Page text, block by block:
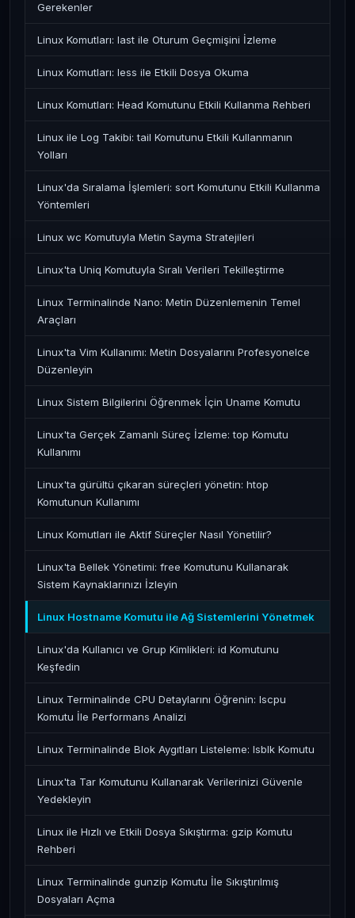
Gerekenler
Linux Komutları: last ile Oturum Geçmişini İzleme
Linux Komutları: less ile Etkili Dosya Okuma
Linux Komutları: Head Komutunu Etkili Kullanma Rehberi
Linux ile Log Takibi: tail Komutunu Etkili Kullanmanın
Yolları
Linux'da Sıralama İşlemleri: sort Komutunu Etkili Kullanma
Yöntemleri
Linux wc Komutuyla Metin Sayma Stratejileri
Linux'ta Uniq Komutuyla Sıralı Verileri Tekilleştirme
Linux Terminalinde Nano: Metin Düzenlemenin Temel
Araçları
Linux'ta Vim Kullanımı: Metin Dosyalarını Profesyonelce
Düzenleyin
Linux Sistem Bilgilerini Öğrenmek İçin Uname Komutu
Linux'ta Gerçek Zamanlı Süreç İzleme: top Komutu
Kullanımı
Linux'ta gürültü çıkaran süreçleri yönetin: htop
Komutunun Kullanımı
Linux Komutları ile Aktif Süreçler Nasıl Yönetilir?
Linux'ta Bellek Yönetimi: free Komutunu Kullanarak
Sistem Kaynaklarınızı İzleyin
Linux Hostname Komutu ile Ağ Sistemlerini Yönetmek
Linux'da Kullanıcı ve Grup Kimlikleri: id Komutunu
Keşfedin
Linux Terminalinde CPU Detaylarını Öğrenin: lscpu
Komutu İle Performans Analizi
Linux Terminalinde Blok Aygıtları Listeleme: lsblk Komutu
Linux'ta Tar Komutunu Kullanarak Verilerinizi Güvenle
Yedekleyin
Linux ile Hızlı ve Etkili Dosya Sıkıştırma: gzip Komutu
Rehberi
Linux Terminalinde gunzip Komutu İle Sıkıştırılmış
Dosyaları Açma